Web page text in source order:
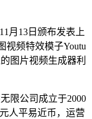
13日颁布发表上
视频特效模子Youtu
图片视频生成器利
限公司成立于2000
人平易近币，运营